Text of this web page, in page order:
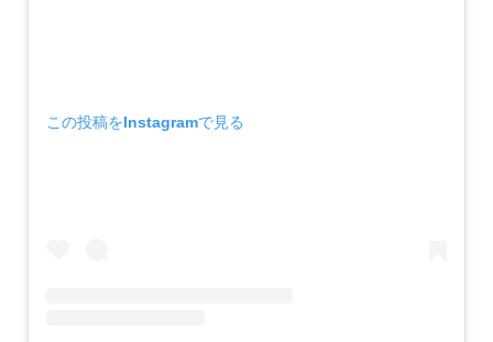
この投稿をInstagramで見る